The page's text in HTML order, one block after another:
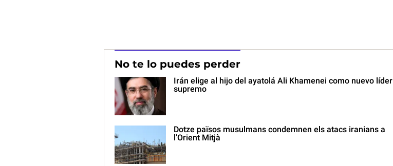
No te lo puedes perder
Irán elige al hijo del ayatolá Ali Khamenei como nuevo líder
supremo
Dotze països musulmans condemnen els atacs iranians a
l’Orient Mitjà